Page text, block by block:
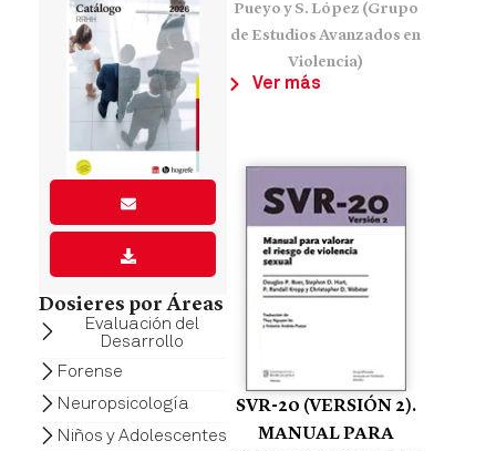
Dosieres por Áreas
Evaluación del
Desarrollo
Forense
Neuropsicología
Niños y Adolescentes
Pueyo y S. López (Grupo
de Estudios Avanzados en
Violencia)
Ver más
SVR-20 (VERSIÓN 2).
MANUAL PARA